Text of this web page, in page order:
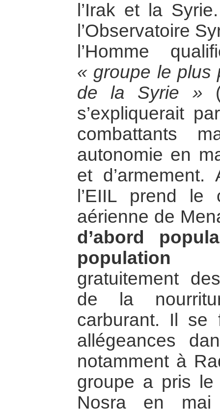
l’Irak et la
l’Observatoire
l’Homme
« groupe le plus
de la Syrie »
s’expliquerait
combattants
autonomie en
et
l’EIIL prend
aérienne de
d’abord
population
gratuitement
de la
carburant. Il se
allégeances
notamment à
groupe a pris
Nosra en